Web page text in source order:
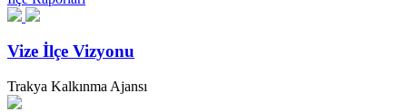
Vize İlçe Vizyonu
Trakya Kalkınma Ajansı